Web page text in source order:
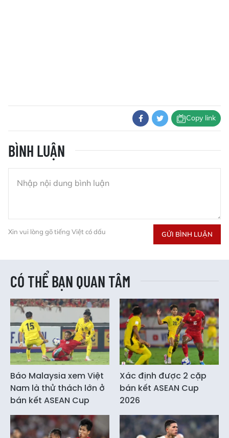
Copy link
BÌNH LUẬN
Xin vui lòng gõ tiếng Việt có dấu GỬI BÌNH LUẬN
CÓ THỂ BẠN QUAN TÂM
Báo Malaysia xem Việt
Nam là thử thách lớn ở
bán kết ASEAN Cup
Xác định được 2 cặp
bán kết ASEAN Cup
2026